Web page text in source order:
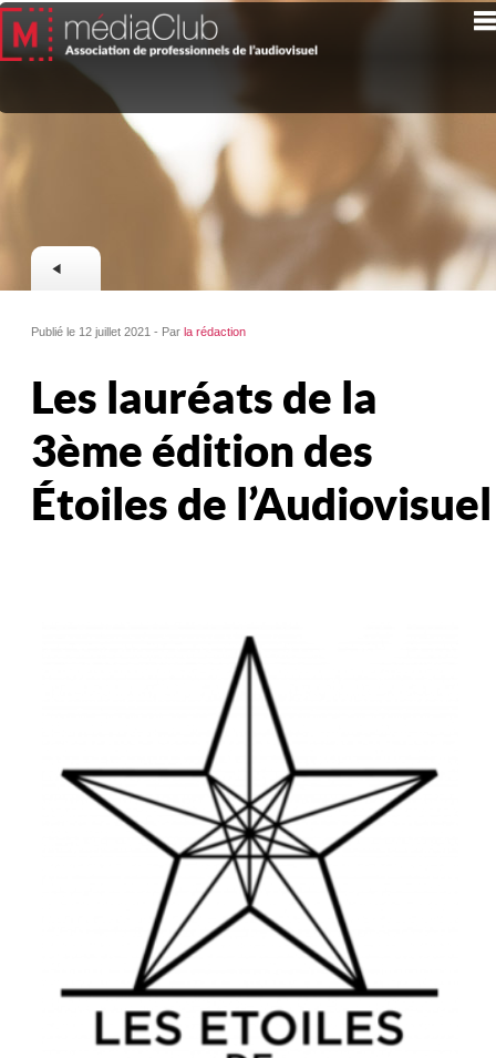
Publié le 12 juillet 2021 - Parla rédaction
Les lauréats de la
3ème édition des
Étoiles de l’Audiovisuel